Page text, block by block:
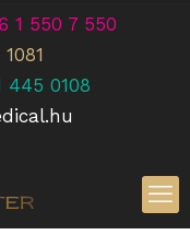
1 550 7 550
1081
445 0108